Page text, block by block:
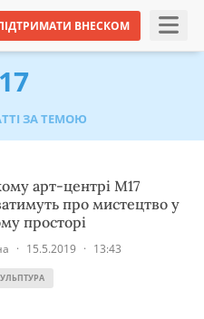
ВНЕСКОМ
ЗА ТЕМОЮ
арт-центрі M17
про мистецтво у
просторі
· 15.5.2019 · 13:43